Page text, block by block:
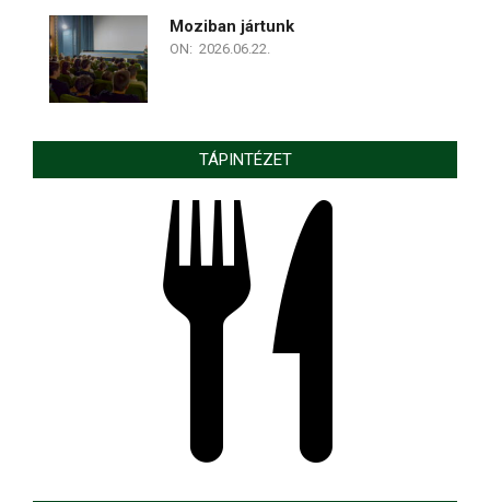
Moziban jártunk
ON: 2026.06.22.
TÁPINTÉZET